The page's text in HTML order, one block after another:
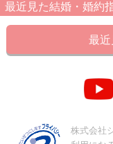
最近見た結婚・婚約
最近
株式会社